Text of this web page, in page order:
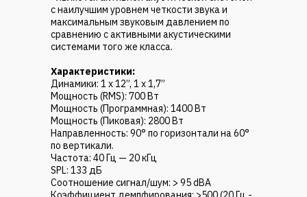
с наилучшим уровнем четкости звука и
максимальным звуковым давлением по
сравнению с активными акустическими
системами того же класса.
Характеристики:
Динамики: 1 х 12”, 1 х 1,7”
Мощность (RMS): 700 Вт
Мощность (Программная): 1400 Вт
Мощность (Пиковая): 2800 Вт
Направленность: 90° по горизонтали на 60°
по вертикали.
Частота: 40 Гц — 20 кГц
SPL: 133 дБ
Соотношение сигнал/шум: > 95 dBA